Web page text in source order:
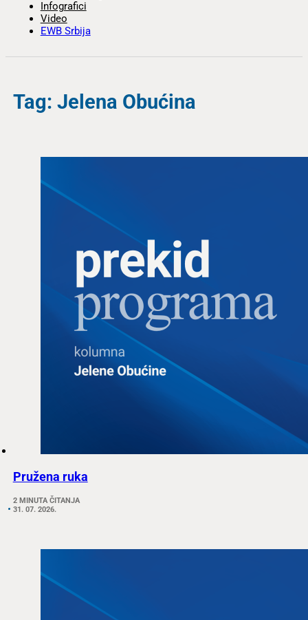
Infografici
Video
EWB Srbija
Tag: Jelena Obućina
Pružena ruka
2 MINUTA ČITANJA
31. 07. 2026.